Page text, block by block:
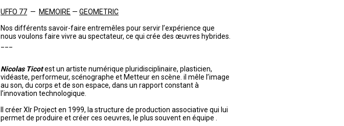
UFFO 77 — MEMOIRE — GEOMETRIC
Nos différents savoir-faire entremêles pour servir l’expérience que
nous voulons faire vivre au spectateur, ce qui crée des œuvres hybrides.
Nicolas Ticotest un artiste numérique pluridisciplinaire, plasticien,
vidéaste, performeur, scénographe et Metteur en scène. il mêle l’image
au son, du corps et de son espace, dans un rapport constant à
l’innovation technologique.
Il créer Xlr Project en 1999, la structure de production associative qui lui
permet de produire et créer ces oeuvres, le plus souvent en équipe .